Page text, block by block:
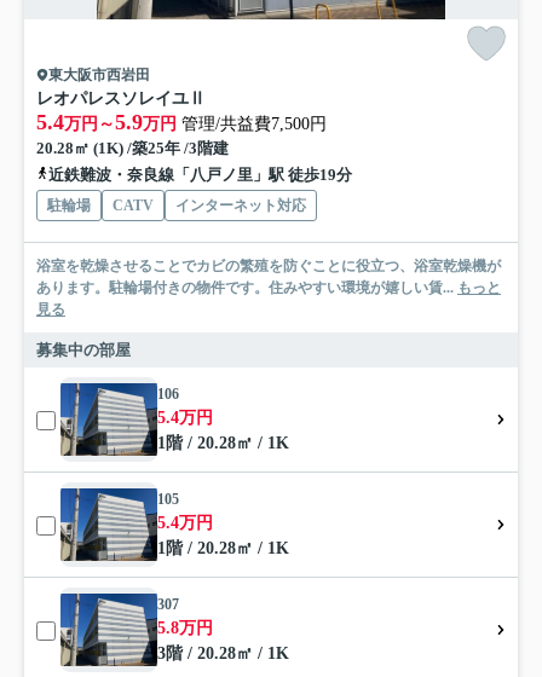
東大阪市西岩田
レオパレスソレイユⅡ
5.4万円～5.9万円 管理/共益費7,500円
20.28㎡ (1K) /築25年 /3階建
近鉄難波・奈良線「八戸ノ里」駅 徒歩19分
駐輪場 CATV インターネット対応
浴室を乾燥させることでカビの繁殖を防ぐことに役立つ、浴室乾燥機が
あります。駐輪場付きの物件です。住みやすい環境が嬉しい賃... もっと
見る
募集中の部屋
106
5.4万円
1階 / 20.28㎡ / 1K
105
5.4万円
1階 / 20.28㎡ / 1K
307
5.8万円
3階 / 20.28㎡ / 1K